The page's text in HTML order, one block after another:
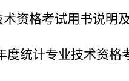
资格考试用书说明
度统计专业技术资格